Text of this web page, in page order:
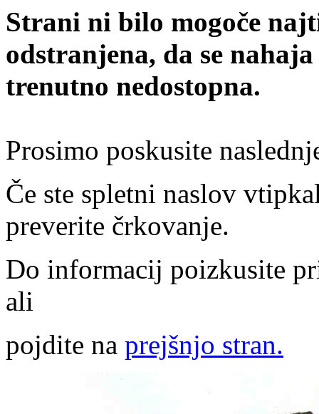
Strani ni bilo mogoče
odstranjena, da se
trenutno nedostopna.
Prosimo poskusite
Če ste spletni naslov
preverite črkovanje.
Do informacij poizkusite
ali
pojdite na prejšnjo stran.